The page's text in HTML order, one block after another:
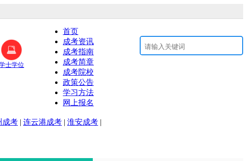
使用，官方信息以江苏省教育考试院www.jseea.cn为准。
咨询电话：0512-52936332
士学位
首页
成考资讯
成考指南
成考简章
成考院校
政策公告
学习方法
网上报名
成考 | 连云港成考 | 淮安成考 |